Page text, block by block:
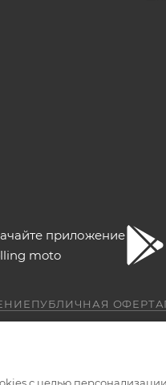
приложение
moto
ПУБЛИЧНАЯ ОФЕРТА
с целью